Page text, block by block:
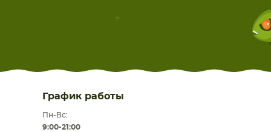
График работы
Пн-Вс:
9:00-21:00